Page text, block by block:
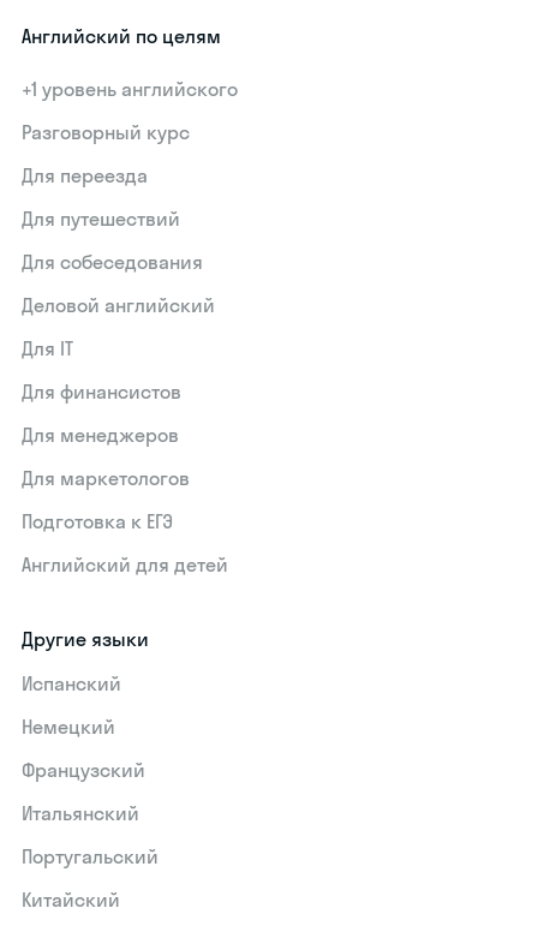
Английский по целям
+1 уровень английского
Разговорный курс
Для переезда
Для путешествий
Для собеседования
Деловой английский
Для IT
Для финансистов
Для менеджеров
Для маркетологов
Подготовка к ЕГЭ
Английский для детей
Другие языки
Испанский
Немецкий
Французский
Итальянский
Португальский
Китайский